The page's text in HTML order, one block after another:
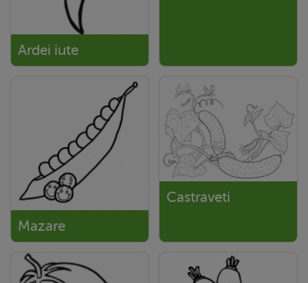
Ardei iute
Mazare
Castraveti